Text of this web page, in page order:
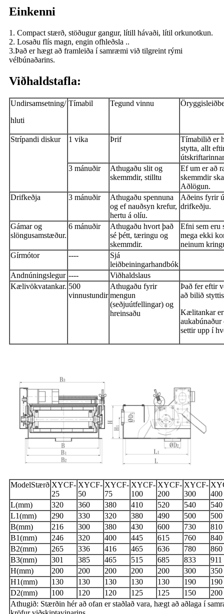
Einkenni
1. Compact stærð, stöðugur gangur, lítill hávaði, lítil orkunotkun.
2. Losaðu flís magn, engin ofhleðsla ..
3.Það er hægt að framleiða í samræmi við tilgreint rými
vélbúnaðarins.
Viðhaldstafla:
Undirsamsetning/
hluti
Tímabil Tegund vinnu
Strípandi diskur 1 vika Þrif
Tímabilið er
stytta, allt
útskriftarinnar
3 mánuðir
Athugaðu slit og
skemmdir, stilltu
Ef um er að
skemmdir
Aðlögun.
Drifkeðja
3 mánuðir
Athugaðu spennuna
og ef nauðsyn krefur,
hertu á olíu.
Aðeins fyrir
drifkeðju.
Gámar og
slöngusamstæður.
6 mánuðir
Athugaðu hvort það
sé þétt, tæringu og
skemmdir.
Efni sem eru
mega ekki
neinum
Gírmótor
----
Sjá
leiðbeiningarhandbók
Andnúningslegur ----
Viðhaldslaus
Kælivökvatankar. 500
vinnustundir
Athugaðu fyrir
mengun
(seðjuútfellingar) og
hreinsaðu
Það fer eftir
að bilið
Kælitankar
settir upp í
ModelStærð XYCF-
25
XYCF-
50
XYCF-
75
XYCF-
100
XYCF-
200
XYCF-
300
400
L(mm)
320 360 380 410 520 540
540
L1(mm)
290 330 320 380 490 500
500
B(mm)
216 300 380 430 600 730
810
B1(mm)
246 320 400 445 615 760
840
B2(mm)
265 336 416 465 636 780
860
B3(mm)
301 385 465 515 685 833
911
H(mm)
200 200 200 200 200 300
350
H1(mm)
130 130 130 130 130 190
190
D2(mm)
100 120 120 125 125 150
200
Athugið: Stærðin hér að ofan er staðlað vara, hægt að aðlaga í